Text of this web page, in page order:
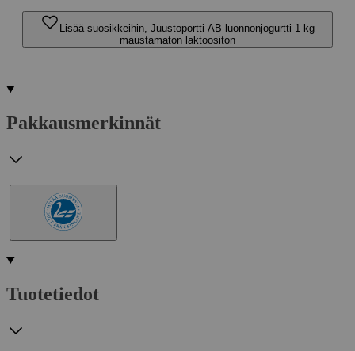
Lisää suosikkeihin, Juustoportti AB-luonnonjogurtti 1 kg
maustamaton laktoositon
Pakkausmerkinnät
Tuotetiedot